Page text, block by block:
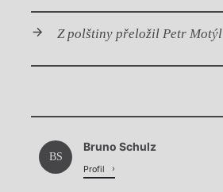
Z polštiny přeložil Petr Motýl
Chviličku.
Načítá se.
BS
Bruno Schulz
Profil